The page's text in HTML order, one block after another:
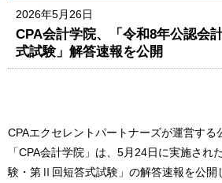
2026年5月26日
CPA会計学院、「令和8年公認会
式試験」解答速報を公開
CPAエクセレントパートナーズが運営する
「CPA会計学院」は、5月24日に実施され
験・第Ⅱ回短答式試験」の解答速報を公開